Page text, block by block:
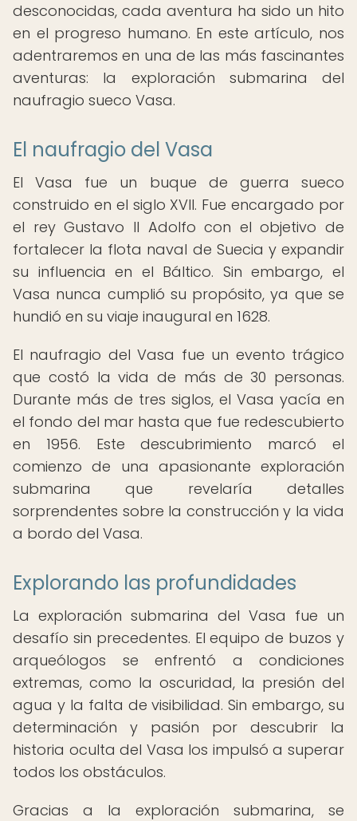
desconocidas, cada aventura ha sido un hito
en el progreso humano. En este artículo, nos
adentraremos en una de las más fascinantes
aventuras: la exploración submarina del
naufragio sueco Vasa.
El naufragio del Vasa
El Vasa fue un buque de guerra sueco
construido en el siglo XVII. Fue encargado por
el rey Gustavo II Adolfo con el objetivo de
fortalecer la flota naval de Suecia y expandir
su influencia en el Báltico. Sin embargo, el
Vasa nunca cumplió su propósito, ya que se
hundió en su viaje inaugural en 1628.
El naufragio del Vasa fue un evento trágico
que costó la vida de más de 30 personas.
Durante más de tres siglos, el Vasa yacía en
el fondo del mar hasta que fue redescubierto
en 1956. Este descubrimiento marcó el
comienzo de una apasionante exploración
submarina que revelaría detalles
sorprendentes sobre la construcción y la vida
a bordo del Vasa.
Explorando las profundidades
La exploración submarina del Vasa fue un
desafío sin precedentes. El equipo de buzos y
arqueólogos se enfrentó a condiciones
extremas, como la oscuridad, la presión del
agua y la falta de visibilidad. Sin embargo, su
determinación y pasión por descubrir la
historia oculta del Vasa los impulsó a superar
todos los obstáculos.
Gracias a la exploración submarina, se